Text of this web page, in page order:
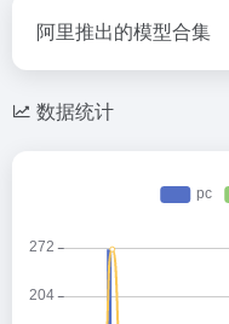
阿里推出的模型合集
数据统计